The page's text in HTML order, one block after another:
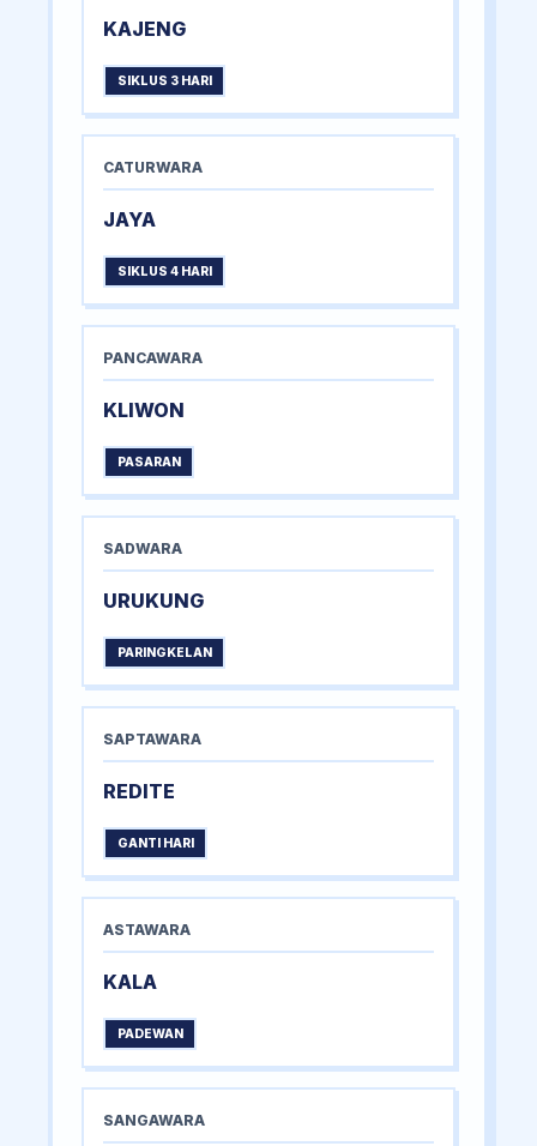
KAJENG
SIKLUS 3 HARI
CATURWARA
JAYA
SIKLUS 4 HARI
PANCAWARA
KLIWON
PASARAN
SADWARA
URUKUNG
PARINGKELAN
SAPTAWARA
REDITE
GANTI HARI
ASTAWARA
KALA
PADEWAN
SANGAWARA